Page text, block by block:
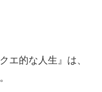
エ的な人生』は、